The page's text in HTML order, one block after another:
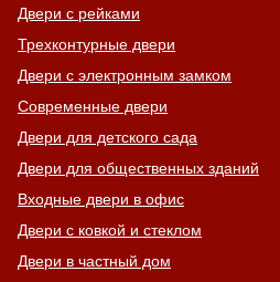
Двери с рейками
Трехконтурные двери
Двери с электронным замком
Современные двери
Двери для детского сада
Двери для общественных зданий
Входные двери в офис
Двери с ковкой и стеклом
Двери в частный дом